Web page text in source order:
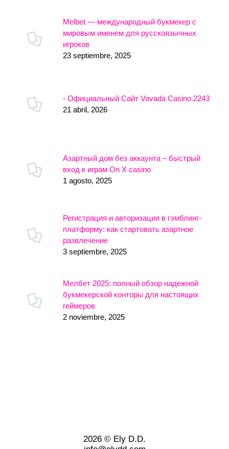
Melbet — международный букмекер с
мировым именем для русскоязычных
игроков
23 septiembre, 2025
- Официальный Сайт Vavada Casino.2243
21 abril, 2026
Азартный дом без аккаунта – быстрый
вход к играм On X casino
1 agosto, 2025
Регистрация и авторизация в гэмблинг-
платформу: как стартовать азартное
развлечение
3 septiembre, 2025
Мелбет 2025: полный обзор надежной
букмекерской конторы для настоящих
геймеров
2 noviembre, 2025
2026 © Ely D.D.